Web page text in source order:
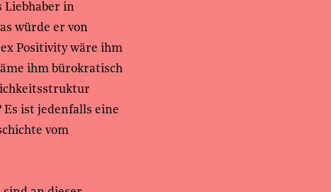
Liebhaber in
würde er von
Positivity wäre ihm
ihm bürokratisch
ist jedenfalls eine
vom